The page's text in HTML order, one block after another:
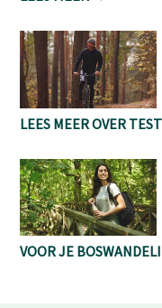
LEES MEER OVER
VOOR JE